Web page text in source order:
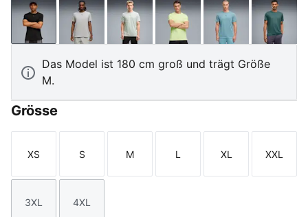
PUMA BlackLight Gray Heather
Créme De MintApple SpritzBaltic Sea Blue
Herb
Das Model ist 180 cm groß und trägt Größe
M.
Grösse
Größe
XS
Größe
S
Größe
M
Größe
L
Größe
XL
Größe
XXL
Größe
3XL
Größe
4XL